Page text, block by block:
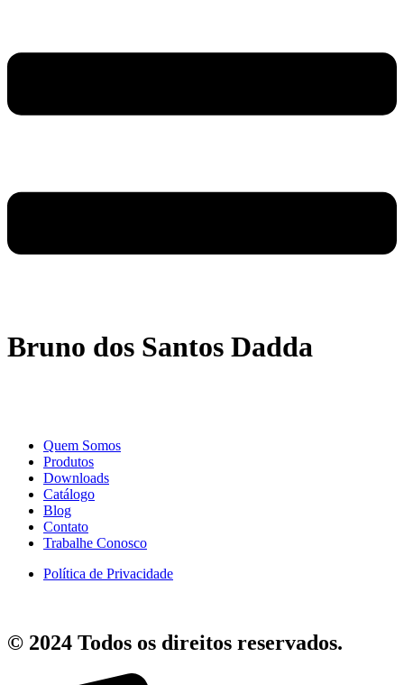
Bruno dos Santos Dadda
Quem Somos
Produtos
Downloads
Catálogo
Blog
Contato
Trabalhe Conosco
Política de Privacidade
© 2024 Todos os direitos reservados.